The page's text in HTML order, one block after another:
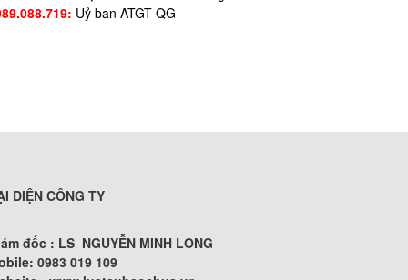
Uỷ ban ATGT QG
DIỆN CÔNG TY
đốc : LS NGUYỄN MINH LONG
0983 019 109